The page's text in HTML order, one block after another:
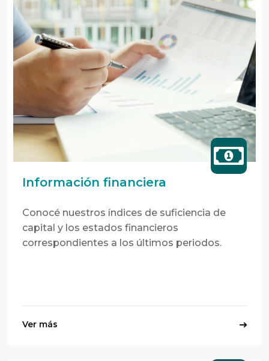
Información financiera
Conocé nuestros índices de suficiencia de
capital y los estados financieros
correspondientes a los últimos periodos.
Ver más